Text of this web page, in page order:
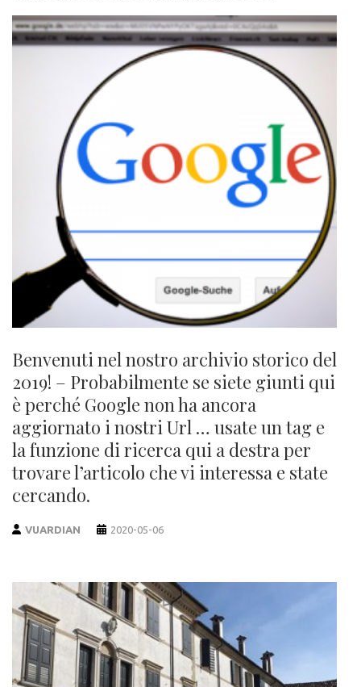
Benvenuti nel nostro archivio storico del
2019! – Probabilmente se siete giunti qui
è perché Google non ha ancora
aggiornato i nostri Url … usate un tag e
la funzione di ricerca qui a destra per
trovare l’articolo che vi interessa e state
cercando.
VUARDIAN 2020-05-06